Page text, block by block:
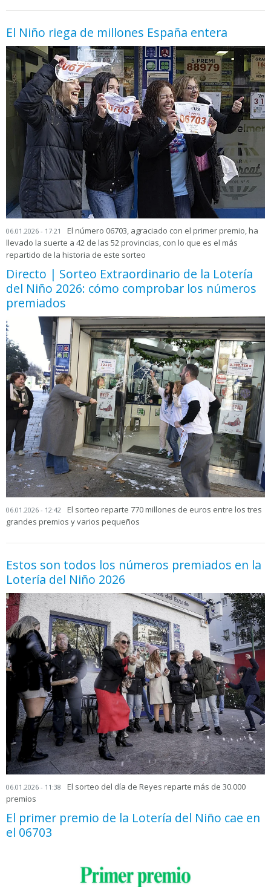
El Niño riega de millones España entera
06.01.2026 - 17:21
El número 06703, agraciado con el primer premio, ha
llevado la suerte a 42 de las 52 provincias, con lo que es el más
repartido de la historia de este sorteo
Directo | Sorteo Extraordinario de la Lotería
del Niño 2026: cómo comprobar los números
premiados
06.01.2026 - 12:42
El sorteo reparte 770 millones de euros entre los tres
grandes premios y varios pequeños
Estos son todos los números premiados en la
Lotería del Niño 2026
06.01.2026 - 11:38
El sorteo del día de Reyes reparte más de 30.000
premios
El primer premio de la Lotería del Niño cae en
el 06703